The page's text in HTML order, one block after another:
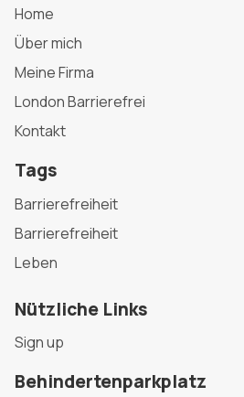
Home
Über mich
Meine Firma
London Barrierefrei
Kontakt
Tags
Barrierefreiheit
Barrierefreiheit
Leben
Nützliche Links
Sign up
Behindertenparkplatz